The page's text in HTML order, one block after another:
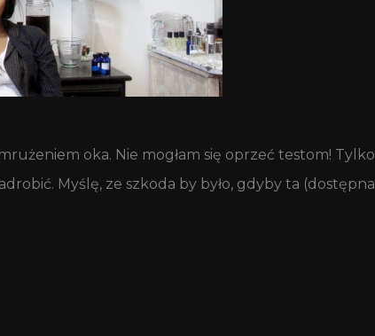
oka. Nie mogłam się oprzeć testom!
Myślę, ze szkoda by było, gdyby ta